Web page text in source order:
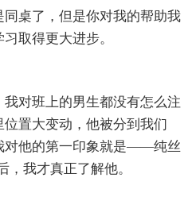
桌了，但是你对我的帮助我
取得更大进步。
对班上的男生都没有怎么注
置大变动，他被分到我们
对他的第一印象就是——纯丝
我才真正了解他。